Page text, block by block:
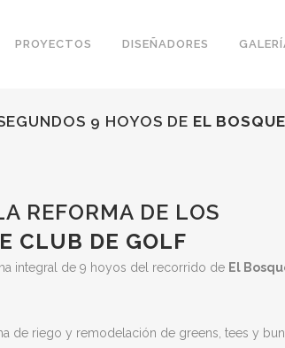
PROYECTOS DISEÑADORES
9 HOYOS DE EL
REFORMA DE LOS
CLUB DE GOLF
integral de 9 hoyos del recorrido de El
de riego y remodelación de greens, tees y